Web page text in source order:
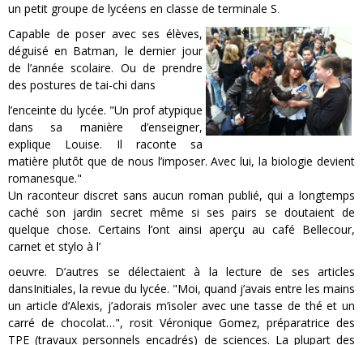
un petit groupe de lycéens en classe de terminale S.
Capable de poser avec ses élèves,
déguisé en Batman, le dernier jour
de l’année scolaire. Ou de prendre
des postures de tai-chi dans
l’enceinte du lycée. "Un prof atypique
dans sa manière d’enseigner,
explique Louise. Il raconte sa
matière plutôt que de nous l’imposer. Avec lui, la biologie devient
romanesque."
Un raconteur discret sans aucun roman publié, qui a longtemps
caché son jardin secret même si ses pairs se doutaient de
quelque chose. Certains l’ont ainsi aperçu au café Bellecour,
carnet et stylo à l’
oeuvre. D’autres se délectaient à la lecture de ses articles
dansInitiales, la revue du lycée. "Moi, quand j’avais entre les mains
un article d’Alexis, j’adorais m’isoler avec une tasse de thé et un
carré de chocolat…", rosit Véronique Gomez, préparatrice des
TPE (travaux personnels encadrés) de sciences. La plupart des